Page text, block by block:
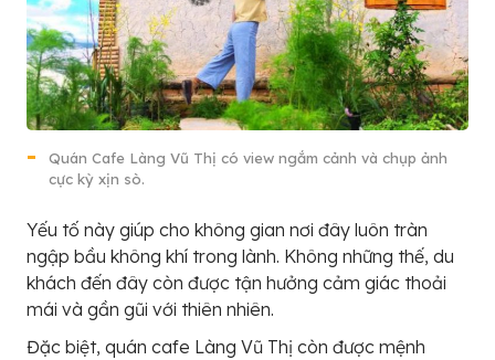
Quán Cafe Làng Vũ Thị có view ngắm cảnh và chụp ảnh
cực kỳ xịn sò.
Yếu tố này giúp cho không gian nơi đây luôn tràn
ngập bầu không khí trong lành. Không những thế, du
khách đến đây còn được tận hưởng cảm giác thoải
mái và gần gũi với thiên nhiên.
Đặc biệt, quán cafe Làng Vũ Thị còn được mệnh